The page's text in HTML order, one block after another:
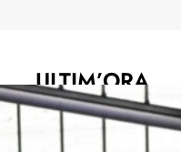
ULTIM’ORA